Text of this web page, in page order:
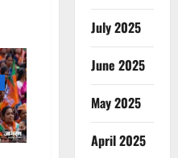
July 2025
June 2025
May 2025
April 2025